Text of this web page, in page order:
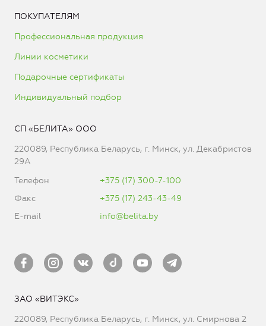
ПОКУПАТЕЛЯМ
Профессиональная продукция
Линии косметики
Подарочные сертификаты
Индивидуальный подбор
СП «БЕЛИТА» ООО
220089, Республика Беларусь, г. Минск, ул. Декабристов
29А
Телефон
+375 (17) 300-7-100
Факс
+375 (17) 243-43-49
E-mail
info@belita.by
ЗАО «ВИТЭКС»
220089, Республика Беларусь, г. Минск, ул. Смирнова 2